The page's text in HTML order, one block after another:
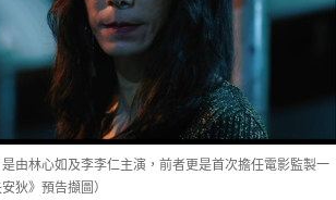
由林心如及李李仁主演，前者更是首次擔任電影監製一
狄》預告擷圖）